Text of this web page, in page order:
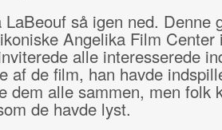
LaBeouf så igen ned. Denne
Angelika Film Center
alle interesserede
af de film, han havde
dem alle sammen, men folk
de havde lyst.